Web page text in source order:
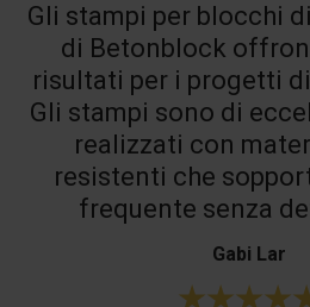
Gli stampi per blocchi
di Betonblock
risultati per i progetti
Gli stampi sono di
realizzati con
resistenti che
frequente senza
Gabi Lar